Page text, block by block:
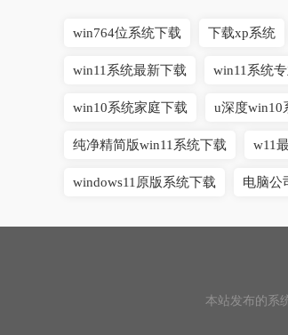
win764位系统下载 下载xp系统
win11系统最新下载 win11系统
win10系统家庭下载 u深度win10
纯净精简版win11系统下载 w11
windows11原版系统下载 电脑公
本站发布的系